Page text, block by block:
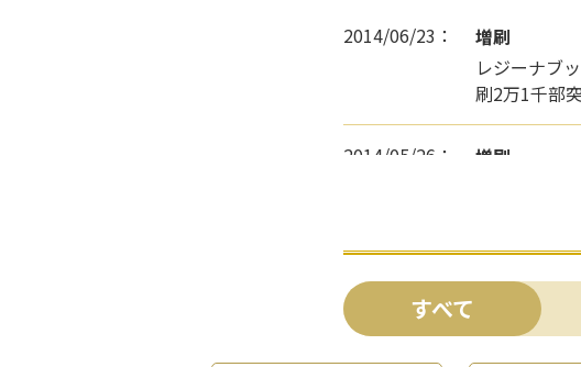
2014/06/23：
増刷
レジーナブ
刷2万1千部
2014/05/26：
増刷
増刷！ 1万
すべて